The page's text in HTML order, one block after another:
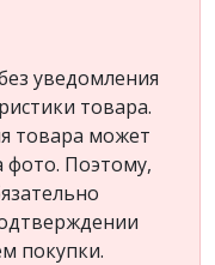
уведомления
товара.
товара может
фото. Поэтому,
покупки.